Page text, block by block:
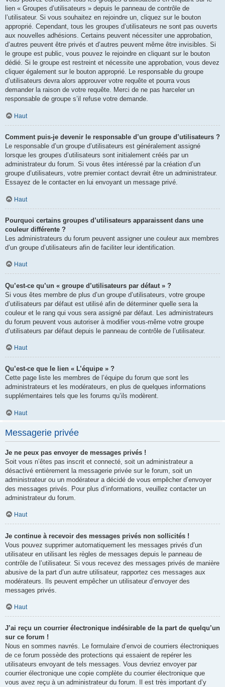
lien « Groupes d’utilisateurs » depuis le panneau de contrôle de
l’utilisateur. Si vous souhaitez en rejoindre un, cliquez sur le bouton
approprié. Cependant, tous les groupes d’utilisateurs ne sont pas ouverts
aux nouvelles adhésions. Certains peuvent nécessiter une approbation,
d’autres peuvent être privés et d’autres peuvent même être invisibles. Si
le groupe est public, vous pouvez le rejoindre en cliquant sur le bouton
dédié. Si le groupe est restreint et nécessite une approbation, vous devez
cliquer également sur le bouton approprié. Le responsable du groupe
d’utilisateurs devra alors approuver votre requête et pourra vous
demander la raison de votre requête. Merci de ne pas harceler un
responsable de groupe s’il refuse votre demande.
Haut
Comment puis-je devenir le responsable d’un groupe d’utilisateurs ?
Le responsable d’un groupe d’utilisateurs est généralement assigné
lorsque les groupes d’utilisateurs sont initialement créés par un
administrateur du forum. Si vous êtes intéressé par la création d’un
groupe d’utilisateurs, votre premier contact devrait être un administrateur.
Essayez de le contacter en lui envoyant un message privé.
Haut
Pourquoi certains groupes d’utilisateurs apparaissent dans une
couleur différente ?
Les administrateurs du forum peuvent assigner une couleur aux membres
d’un groupe d’utilisateurs afin de faciliter leur identification.
Haut
Qu’est-ce qu’un « groupe d’utilisateurs par défaut » ?
Si vous êtes membre de plus d’un groupe d’utilisateurs, votre groupe
d’utilisateurs par défaut est utilisé afin de déterminer quelle sera la
couleur et le rang qui vous sera assigné par défaut. Les administrateurs
du forum peuvent vous autoriser à modifier vous-même votre groupe
d’utilisateurs par défaut depuis le panneau de contrôle de l’utilisateur.
Haut
Qu’est-ce que le lien « L’équipe » ?
Cette page liste les membres de l’équipe du forum que sont les
administrateurs et les modérateurs, en plus de quelques informations
supplémentaires tels que les forums qu’ils modèrent.
Haut
Messagerie privée
Je ne peux pas envoyer de messages privés !
Soit vous n’êtes pas inscrit et connecté, soit un administrateur a
désactivé entièrement la messagerie privée sur le forum, soit un
administrateur ou un modérateur a décidé de vous empêcher d’envoyer
des messages privés. Pour plus d’informations, veuillez contacter un
administrateur du forum.
Haut
Je continue à recevoir des messages privés non sollicités !
Vous pouvez supprimer automatiquement les messages privés d’un
utilisateur en utilisant les règles de messages depuis le panneau de
contrôle de l’utilisateur. Si vous recevez des messages privés de manière
abusive de la part d’un autre utilisateur, rapportez ces messages aux
modérateurs. Ils peuvent empêcher un utilisateur d’envoyer des
messages privés.
Haut
J’ai reçu un courrier électronique indésirable de la part de quelqu’un
sur ce forum !
Nous en sommes navrés. Le formulaire d’envoi de courriers électroniques
de ce forum possède des protections qui essaient de repérer les
utilisateurs envoyant de tels messages. Vous devriez envoyer par
courrier électronique une copie complète du courrier électronique que
vous avez reçu à un administrateur du forum. Il est très important d’y